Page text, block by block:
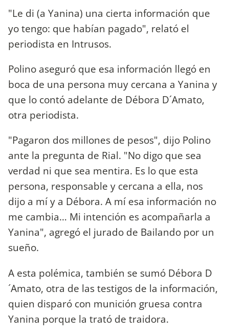
"Le di (a Yanina) una cierta información que
yo tengo: que habían pagado", relató el
periodista en Intrusos.
Polino aseguró que esa información llegó en
boca de una persona muy cercana a Yanina y
que lo contó adelante de Débora D´Amato,
otra periodista.
"Pagaron dos millones de pesos", dijo Polino
ante la pregunta de Rial. "No digo que sea
verdad ni que sea mentira. Es lo que esta
persona, responsable y cercana a ella, nos
dijo a mí y a Débora. A mí esa información no
me cambia… Mi intención es acompañarla a
Yanina", agregó el jurado de Bailando por un
sueño.
A esta polémica, también se sumó Débora D
´Amato, otra de las testigos de la información,
quien disparó con munición gruesa contra
Yanina porque la trató de traidora.